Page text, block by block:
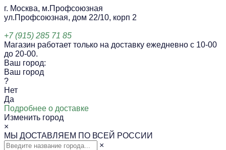
г. Москва, м.Профсоюзная
ул.Профсоюзная, дом 22/10, корп 2
+7 (915) 285 71 85
Магазин работает только на доставку ежедневно с 10-00
до 20-00.
Ваш город:
Ваш город
?
Нет
Да
Подробнее о доставке
Изменить город
×
МЫ ДОСТАВЛЯЕМ ПО ВСЕЙ РОССИИ
×